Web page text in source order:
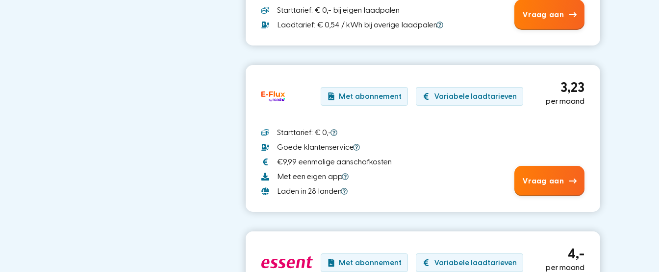
Starttarief: € 0,- bij eigen laadpalen
Laadtarief: € 0,54 / kWh bij overige laadpalen
Vraag aan
Met abonnement Variabele laadtarieven
3,23
per maand
Starttarief: € 0,-
Goede klantenservice
€9,99 eenmalige aanschafkosten
Met een eigen app
Laden in 28 landen
Vraag aan
Met abonnement Variabele laadtarieven
4,-
per maand